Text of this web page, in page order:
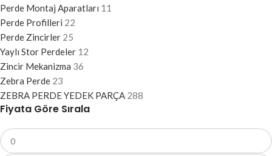
Perde Montaj Aparatları 11
Perde Profilleri 22
Perde Zincirler 25
Yaylı Stor Perdeler 12
Zincir Mekanizma 36
Zebra Perde 23
ZEBRA PERDE YEDEK PARÇA 288
Fiyata Göre Sırala